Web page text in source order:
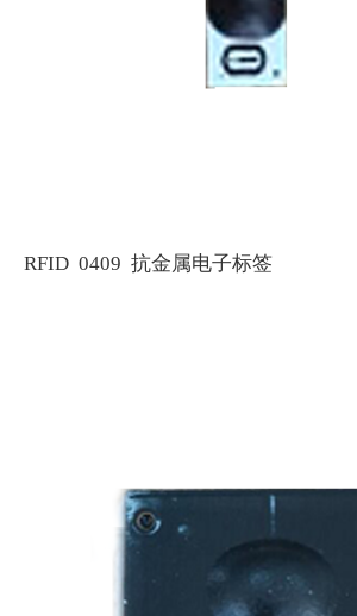
RFID 0409 抗金属电子标签